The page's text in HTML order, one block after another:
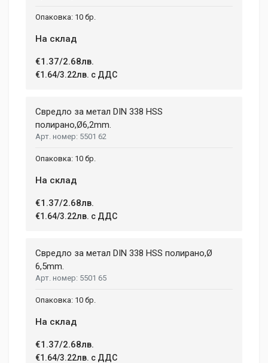
10 бр.
На склад
€1.37/2.68лв.
€1.64/3.22лв. с ДДС
Свредло за метал DIN 338 HSS
полиранo,Ø6,2mm.
5501 62
10 бр.
На склад
€1.37/2.68лв.
€1.64/3.22лв. с ДДС
Свредло за метал DIN 338 HSS полирано,Ø
6,5mm.
5501 65
10 бр.
На склад
€1.37/2.68лв.
€1.64/3.22лв. с ДДС